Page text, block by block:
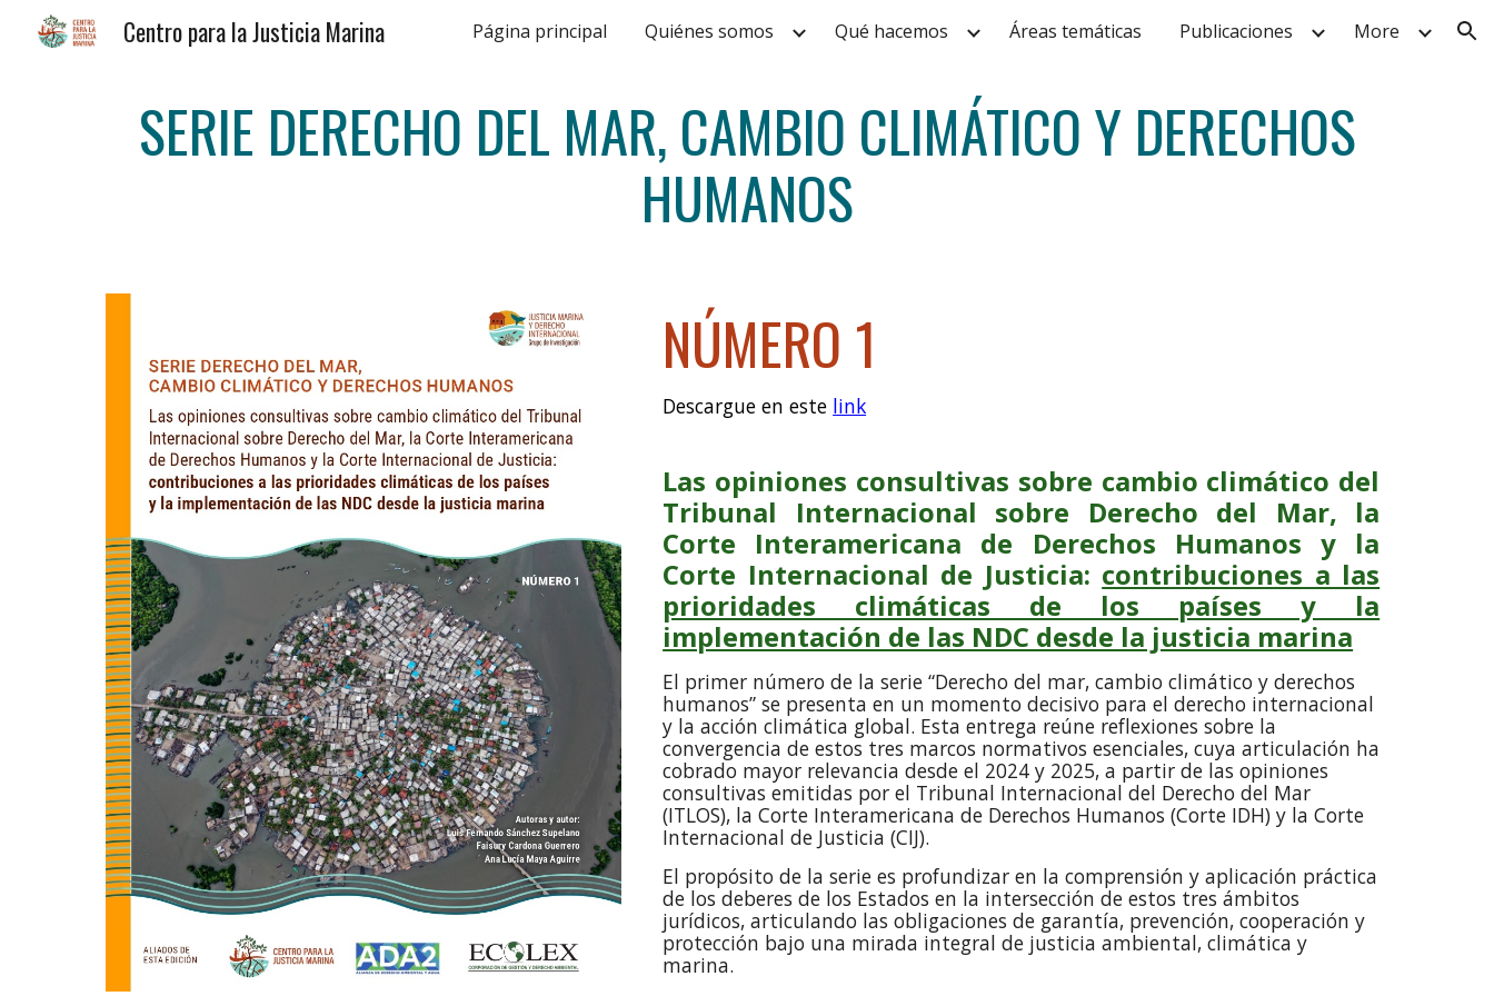
Skip to main content Skip to navigation
Centro para la Justicia Marina Página principal Quiénes somos Qué hacemos Áreas temáticas Publicaciones More
SERIE DERECHO DEL MAR, CAMBIO CLIMÁTICO Y DERECHOS
HUMANOS
NÚMERO 1
Descargue en este link
Las opiniones consultivas sobre cambio climático del
Tribunal Internacional sobre Derecho del Mar, la
Corte Interamericana de Derechos Humanos y la
Corte Internacional de Justicia: contribuciones a las
prioridades climáticas de los países y la
implementación de las NDC desde la justicia marina
El primer número de la serie “Derecho del mar, cambio climático y derechos
humanos” se presenta en un momento decisivo para el derecho internacional
y la acción climática global. Esta entrega reúne reflexiones sobre la
convergencia de estos tres marcos normativos esenciales, cuya articulación ha
cobrado mayor relevancia desde el 2024 y 2025, a partir de las opiniones
consultivas emitidas por el Tribunal Internacional del Derecho del Mar
(ITLOS), la Corte Interamericana de Derechos Humanos (Corte IDH) y la Corte
Internacional de Justicia (CIJ).
El propósito de la serie es profundizar en la comprensión y aplicación práctica
de los deberes de los Estados en la intersección de estos tres ámbitos
jurídicos, articulando las obligaciones de garantía, prevención, cooperación y
protección bajo una mirada integral de justicia ambiental, climática y
marina.